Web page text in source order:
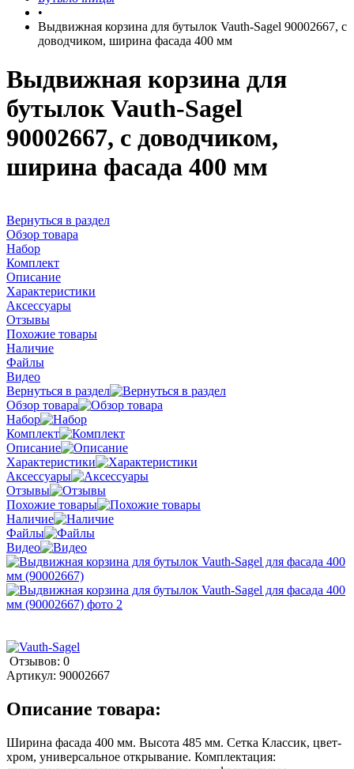
•
Выдвижная корзина для бутылок Vauth-Sagel 90002667, с
доводчиком, ширина фасада 400 мм
Выдвижная корзина для
бутылок Vauth-Sagel
90002667, с доводчиком,
ширина фасада 400 мм
Вернуться в раздел
Обзор товара
Набор
Комплект
Описание
Характеристики
Аксессуары
Отзывы
Похожие товары
Наличие
Файлы
Видео
Вернуться в раздел
Обзор товара
Набор
Комплект
Описание
Характеристики
Аксессуары
Отзывы
Похожие товары
Наличие
Файлы
Видео
Отзывов: 0
Артикул: 90002667
Описание товара:
Ширина фасада 400 мм. Высота 485 мм. Сетка Классик, цвет-
хром, универсальное открывание. Комплектация: